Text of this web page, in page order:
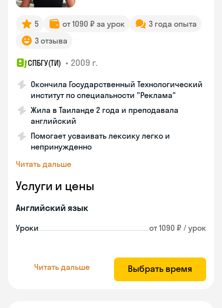
5 от 1090 ₽ за урок
3 года опыта
3 отзыва
СПБГУ(ТИ) • 2009 г.
Окончила Государственный Технологический
институт по специальности "Реклама"
Жила в Таиланде 2 года и преподавала
английский
Помогает усваивать лексику легко и
непринужденно
Читать дальше
Услуги и цены
Английский язык
Уроки от 1090 ₽ / урок
Читать дальше Выбрать время